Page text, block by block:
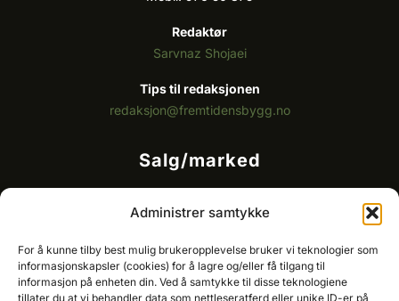
Administrer samtykke
For å kunne tilby best mulig brukeropplevelse bruker vi teknologier som
informasjonskapsler (cookies) for å lagre og/eller få tilgang til
informasjon på enheten din. Ved å samtykke til disse teknologiene
tillater du at vi behandler data som nettleseratferd eller unike ID-er på
Redaktør
Sarvnaz Shojaei
Tips til redaksjonen
redaksjon@fremtidensbygg.no
Salg/marked
Ole-Vidar Jensen
Mobil: 976 50 875
E-post:ole@fremtidensbygg.no